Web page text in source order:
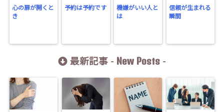
心の扉が開くと
き
予約は予約です
機嫌がいい人と
は
信頼が生まれる
瞬間
最新記事 - New Posts -